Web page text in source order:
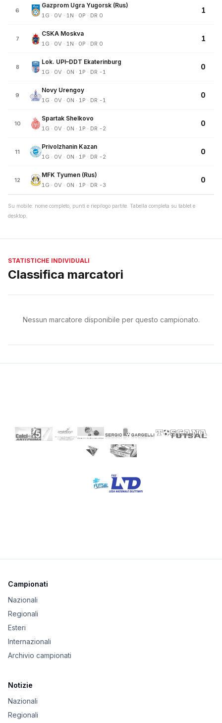
6
Gazprom Ugra Yugorsk (Rus)
1G · 0V · 1N · 0P · DR 0
1
7
CSKA Moskva
1G · 0V · 1N · 0P · DR 0
1
8
Lok. UPI–DDT Ekaterinburg
1G · 0V · 0N · 1P · DR -1
0
9
Novy Urengoy
1G · 0V · 0N · 1P · DR -1
0
10
Spartak Shelkovo
1G · 0V · 0N · 1P · DR -2
0
11
Privolzhanin Kazan
1G · 0V · 0N · 1P · DR -2
0
12
MFK Tyumen (Rus)
1G · 0V · 0N · 1P · DR -3
0
Su mobile: nome completo, punti e riepilogo partite. Tabella completa su tablet e
desktop.
STATISTICHE INDIVIDUALI
Classifica marcatori
Nessun marcatore disponibile per questo campionato.
Campionati
Nazionali
Regionali
Esteri
Internazionali
Archivio campionati
Notizie
Nazionali
Regionali